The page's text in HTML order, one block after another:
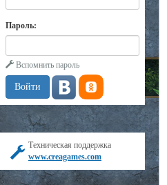
Пароль:
Вспомнить пароль
Техническая поддержка
www.creagames.com